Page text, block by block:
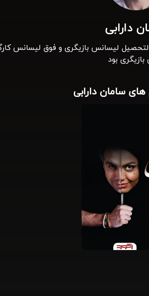
دارابی
لیسانس بازیگری و فوق لیسانس
بود
سامان دارابی